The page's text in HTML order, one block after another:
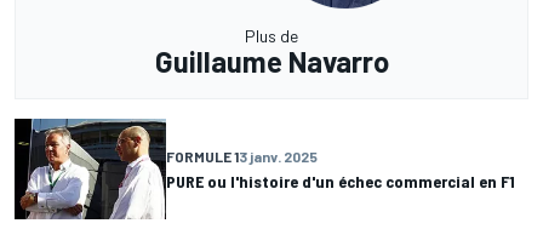
Plus de
Guillaume Navarro
FORMULE 13 janv. 2025
PURE ou l'histoire d'un échec commercial en F1